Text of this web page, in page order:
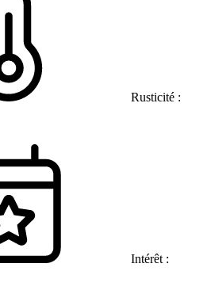
Rusticité :
Intérêt :